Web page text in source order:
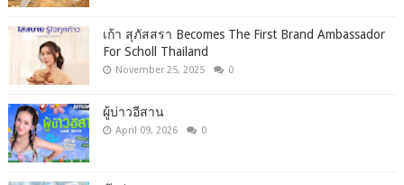
เก้า สุภัสสรา Becomes The First Brand Ambassador
For Scholl Thailand
November 25, 2025 0
ผู้บ่าวอีสาน
April 09, 2026 0